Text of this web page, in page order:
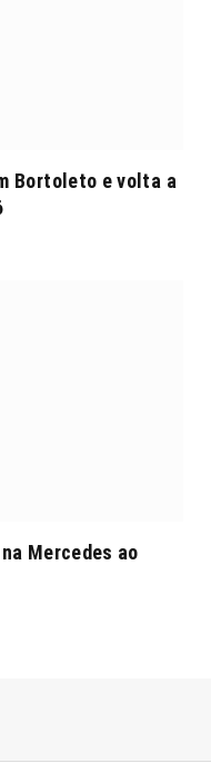
Bortoleto e volta a
Mercedes ao